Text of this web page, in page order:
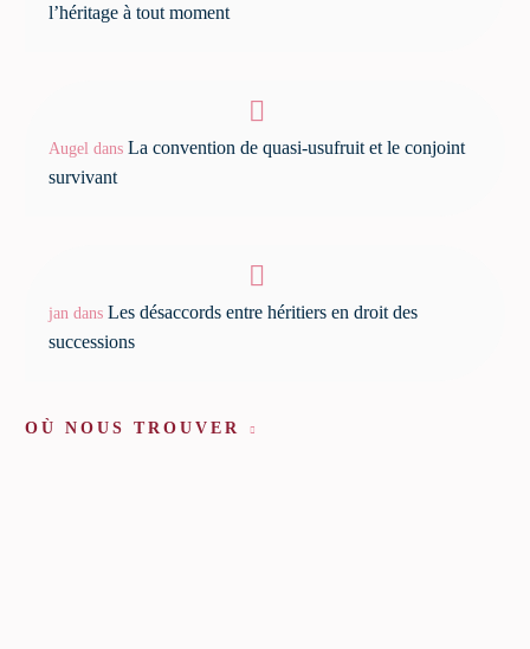
l’héritage à tout moment
Augel dans La convention de quasi-usufruit et le conjoint
survivant
jan dans Les désaccords entre héritiers en droit des
successions
OÙ NOUS TROUVER